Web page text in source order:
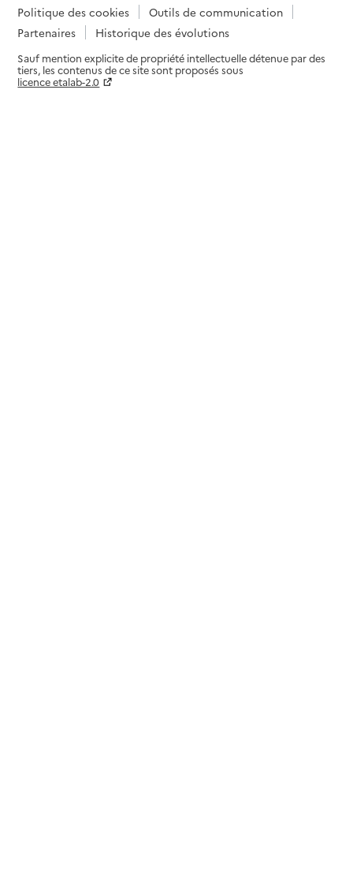
Politique des cookies
Outils de communication
Partenaires
Historique des évolutions
Sauf mention explicite de propriété intellectuelle détenue par des
tiers, les contenus de ce site sont proposés sous
licence etalab-2.0